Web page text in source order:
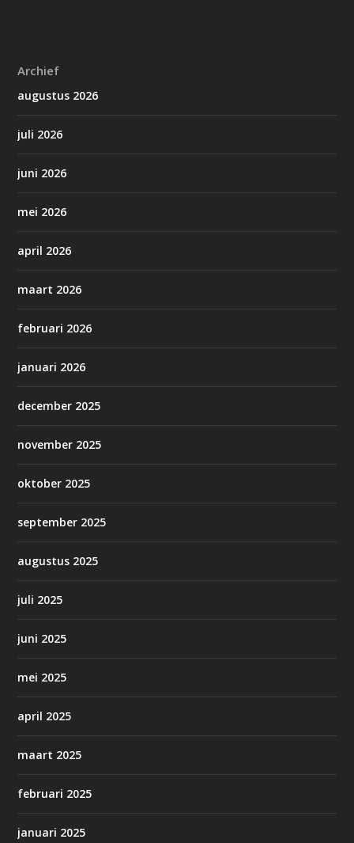
Archief
augustus 2026
juli 2026
juni 2026
mei 2026
april 2026
maart 2026
februari 2026
januari 2026
december 2025
november 2025
oktober 2025
september 2025
augustus 2025
juli 2025
juni 2025
mei 2025
april 2025
maart 2025
februari 2025
januari 2025